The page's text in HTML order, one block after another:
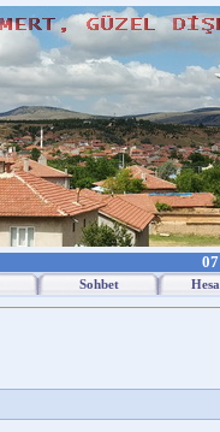
Sohbet